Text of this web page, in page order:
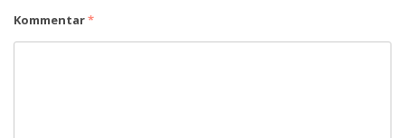
Kommentar*